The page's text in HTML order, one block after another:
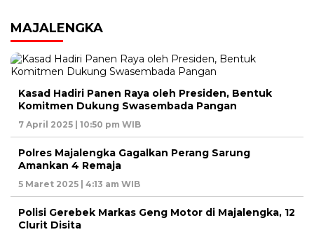
MAJALENGKA
Kasad Hadiri Panen Raya oleh Presiden, Bentuk
Komitmen Dukung Swasembada Pangan
7 April 2025 | 10:50 pm WIB
Polres Majalengka Gagalkan Perang Sarung
Amankan 4 Remaja
5 Maret 2025 | 4:13 am WIB
Polisi Gerebek Markas Geng Motor di Majalengka, 12
Clurit Disita